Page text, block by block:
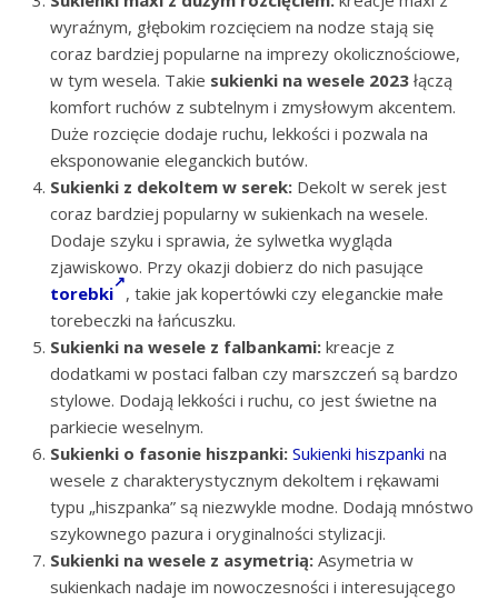
wyraźnym, głębokim rozcięciem na nodze stają się
coraz bardziej popularne na imprezy okolicznościowe,
w tym wesela. Takie sukienki na wesele 2023 łączą
komfort ruchów z subtelnym i zmysłowym akcentem.
Duże rozcięcie dodaje ruchu, lekkości i pozwala na
eksponowanie eleganckich butów.
Sukienki z dekoltem w serek: Dekolt w serek jest
coraz bardziej popularny w sukienkach na wesele.
Dodaje szyku i sprawia, że sylwetka wygląda
zjawiskowo. Przy okazji dobierz do nich pasujące
torebki , takie jak kopertówki czy eleganckie małe
torebeczki na łańcuszku.
Sukienki na wesele z falbankami: kreacje z
dodatkami w postaci falban czy marszczeń są bardzo
stylowe. Dodają lekkości i ruchu, co jest świetne na
parkiecie weselnym.
Sukienki o fasonie hiszpanki: Sukienki hiszpanki na
wesele z charakterystycznym dekoltem i rękawami
typu „hiszpanka” są niezwykle modne. Dodają mnóstwo
szykownego pazura i oryginalności stylizacji.
Sukienki na wesele z asymetrią: Asymetria w
sukienkach nadaje im nowoczesności i interesującego